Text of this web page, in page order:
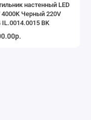
настенный LED
4000K Черный 220V
IL.0014.0015 BK